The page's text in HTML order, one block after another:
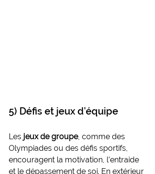
5) Défis et jeux d’équipe
Les jeux de groupe, comme des
Olympiades ou des défis sportifs,
encouragent la motivation, l’entraide
et le dépassement de soi. En extérieur